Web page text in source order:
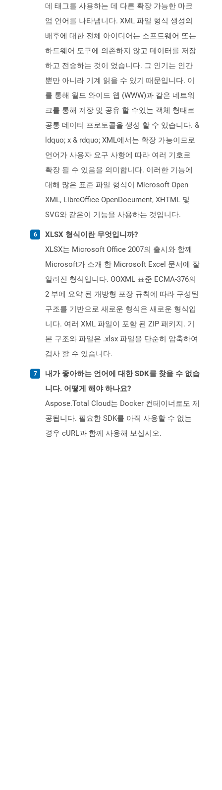
데 태그를 사용하는 데 다른 확장 가능한 마크
업 언어를 나타냅니다. XML 파일 형식 생성의
배후에 대한 전체 아이디어는 소프트웨어 또는
하드웨어 도구에 의존하지 않고 데이터를 저장
하고 전송하는 것이 었습니다. 그 인기는 인간
뿐만 아니라 기계 읽을 수 있기 때문입니다. 이
를 통해 월드 와이드 웹 (WWW)과 같은 네트워
크를 통해 저장 및 공유 할 수있는 객체 형태로
공통 데이터 프로토콜을 생성 할 수 있습니다. &
ldquo; x & rdquo; XML에서는 확장 가능이므로
언어가 사용자 요구 사항에 따라 여러 기호로
확장 될 수 있음을 의미합니다. 이러한 기능에
대해 많은 표준 파일 형식이 Microsoft Open
XML, LibreOffice OpenDocument, XHTML 및
SVG와 같은이 기능을 사용하는 것입니다.
XLSX 형식이란 무엇입니까?
XLSX는 Microsoft Office 2007의 출시와 함께
Microsoft가 소개 한 Microsoft Excel 문서에 잘
알려진 형식입니다. OOXML 표준 ECMA-376의
2 부에 요약 된 개방형 포장 규칙에 따라 구성된
구조를 기반으로 새로운 형식은 새로운 형식입
니다. 여러 XML 파일이 포함 된 ZIP 패키지. 기
본 구조와 파일은 .xlsx 파일을 단순히 압축하여
검사 할 수 있습니다.
내가 좋아하는 언어에 대한 SDK를 찾을 수 없습
니다. 어떻게 해야 하나요?
Aspose.Total Cloud는 Docker 컨테이너로도 제
공됩니다. 필요한 SDK를 아직 사용할 수 없는
경우 cURL과 함께 사용해 보십시오.